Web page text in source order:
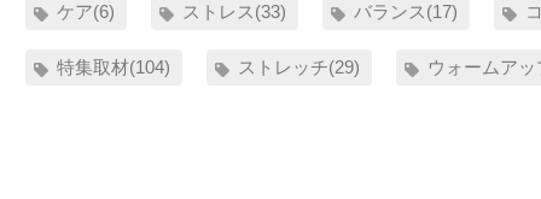
ケア(6) ストレス(33) バランス(17)
特集取材(104) ストレッチ(29) ウォームアッ